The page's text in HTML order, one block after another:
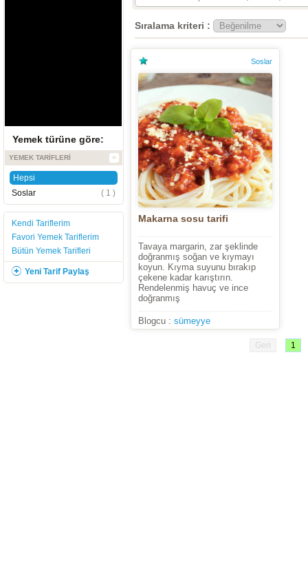
Yemek türüne göre:
YEMEK TARIFLERI
Hepsi
Soslar
( 1 )
Kendi Tariflerim
Favori Yemek Tariflerim
Bütün Yemek Tarifleri
Yeni Tarif Paylaş
Sıralama kriteri :
Soslar
Makarna sosu tarifi
Tavaya margarin, zar şeklinde
doğranmış soğan ve kıymayı
koyun. Kıyma suyunu bırakıp
çekene kadar karıştırın.
Rendelenmiş havuç ve ince
doğranmış
Blogcu : sümeyye
Geri 1